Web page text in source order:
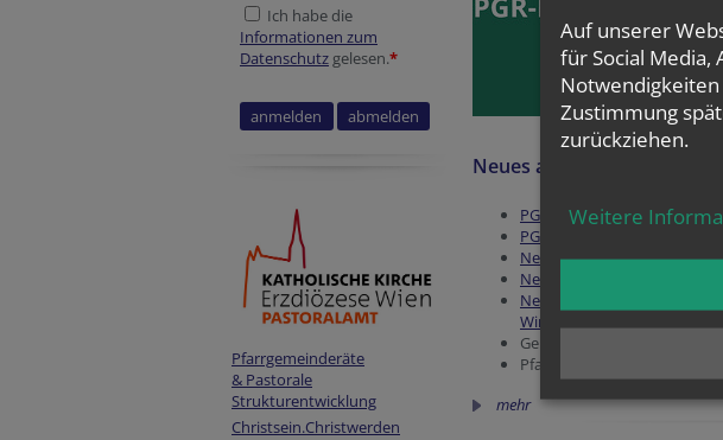
Ich habe die
Informationen zum
Datenschutz gelesen.*
Pfarrgemeinderäte
& Pastorale
Strukturentwicklung
Christsein.Christwerden
läuft
Link
Neues auf der Website
PGR-Wahl-Logo on Tour
PGR-Kompass
Newsletter Juli(10.7.)
Neue Wahlordnung für PGR
Neue Ordnung für die
Wirtschaftsrat
Gemeinsame Pfarre
Pfarrverband am
mehr
Auf unserer
für Social Media,
Notwendigkeiten
Zustimmung
zurückziehen.
Weitere